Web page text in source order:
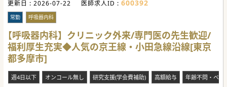
居られます。
■専門性の高い疾患については専門外来を設け、患者様へよ
り専門的な医療を提供しております。
【やりがい】
■ご希望の方には、出来高実績給もご選択いただくことがで
きるので高額給与も可能になります。
■職種別でのスキル認定制度を独自に導入しており、習熟度
に応じて評価を行っております。
■子育て中の先生への体制も整っており、復職を支援するた
めに休暇・短時間勤務等、取得しやすい環境を整備しており
ます。
更新日 : 2026-07-22 医師求人ID : 600392
常勤 呼吸器内科
【呼吸器内科】クリニック外来/専門医の先生歓迎/
福利厚生充実◆人気の京王線・小田急線沿線[東京
都多摩市]
週4日以下 オンコール無し 研究支援(学会費補助) 高額給与 年齢不問・ベテ